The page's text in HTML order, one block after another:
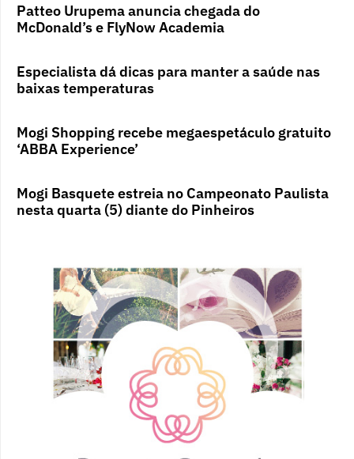
Patteo Urupema anuncia chegada do
McDonald’s e FlyNow Academia
Especialista dá dicas para manter a saúde nas
baixas temperaturas
Mogi Shopping recebe megaespetáculo gratuito
‘ABBA Experience’
Mogi Basquete estreia no Campeonato Paulista
nesta quarta (5) diante do Pinheiros